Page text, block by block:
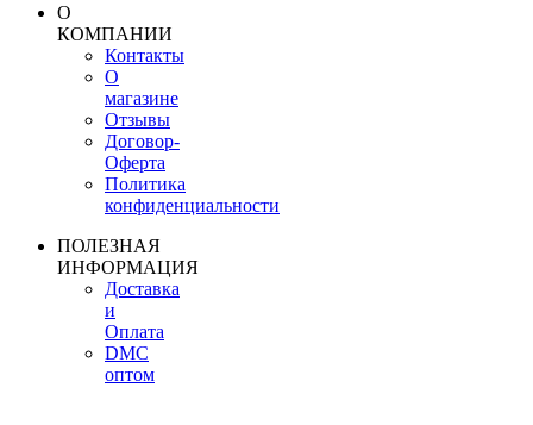
О
КОМПАНИИ
Контакты
О
магазине
Отзывы
Договор-
Оферта
Политика
конфиденциальности
ПОЛЕЗНАЯ
ИНФОРМАЦИЯ
Доставка
и
Оплата
DMC
оптом